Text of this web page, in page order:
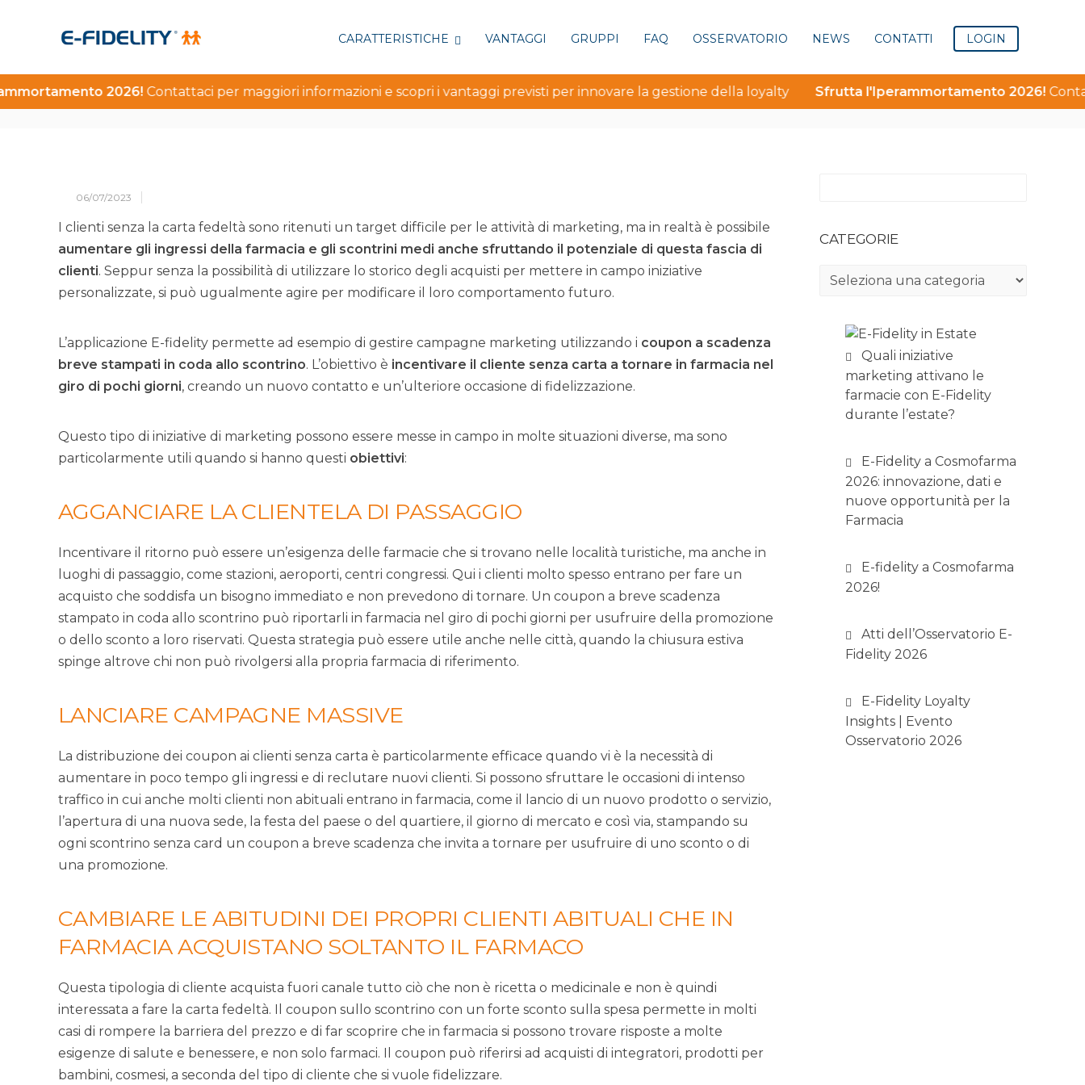
2026!Contattaci per maggiori informazioni e scopri i vantaggi previsti per innovare la gestione della loyalty Sfrutta l'Iperammortamento 2026!
CARATTERISTICHE VANTAGGI GRUPPI FAQ OSSERVATORIO NEWS CONTATTI LOGIN
Home Curiosità Novità Clienti senza card: come raggiungerli e perchè
06/07/2023
I clienti senza la carta fedeltà sono ritenuti un target difficile per le attività di marketing, ma in realtà è possibile
aumentare gli ingressi della farmacia e gli scontrini medi anche sfruttando il potenziale di questa fascia di
clienti. Seppur senza la possibilità di utilizzare lo storico degli acquisti per mettere in campo iniziative
personalizzate, si può ugualmente agire per modificare il loro comportamento futuro.
L’applicazione E-fidelity permette ad esempio di gestire campagne marketing utilizzando i coupon a scadenza
breve stampati in coda allo scontrino. L’obiettivo è incentivare il cliente senza carta a tornare in farmacia nel
giro di pochi giorni, creando un nuovo contatto e un’ulteriore occasione di fidelizzazione.
Questo tipo di iniziative di marketing possono essere messe in campo in molte situazioni diverse, ma sono
particolarmente utili quando si hanno questi obiettivi:
AGGANCIARE LA CLIENTELA DI PASSAGGIO
Incentivare il ritorno può essere un’esigenza delle farmacie che si trovano nelle località turistiche, ma anche in
luoghi di passaggio, come stazioni, aeroporti, centri congressi. Qui i clienti molto spesso entrano per fare un
acquisto che soddisfa un bisogno immediato e non prevedono di tornare. Un coupon a breve scadenza
stampato in coda allo scontrino può riportarli in farmacia nel giro di pochi giorni per usufruire della promozione
o dello sconto a loro riservati. Questa strategia può essere utile anche nelle città, quando la chiusura estiva
spinge altrove chi non può rivolgersi alla propria farmacia di riferimento.
LANCIARE CAMPAGNE MASSIVE
La distribuzione dei coupon ai clienti senza carta è particolarmente efficace quando vi è la necessità di
aumentare in poco tempo gli ingressi e di reclutare nuovi clienti. Si possono sfruttare le occasioni di intenso
traffico in cui anche molti clienti non abituali entrano in farmacia, come il lancio di un nuovo prodotto o servizio,
l’apertura di una nuova sede, la festa del paese o del quartiere, il giorno di mercato e così via, stampando su
ogni scontrino senza card un coupon a breve scadenza che invita a tornare per usufruire di uno sconto o di
una promozione.
CAMBIARE LE ABITUDINI DEI PROPRI CLIENTI ABITUALI CHE IN
FARMACIA ACQUISTANO SOLTANTO IL FARMACO
Questa tipologia di cliente acquista fuori canale tutto ciò che non è ricetta o medicinale e non è quindi
interessata a fare la carta fedeltà. Il coupon sullo scontrino con un forte sconto sulla spesa permette in molti
casi di rompere la barriera del prezzo e di far scoprire che in farmacia si possono trovare risposte a molte
esigenze di salute e benessere, e non solo farmaci. Il coupon può riferirsi ad acquisti di integratori, prodotti per
bambini, cosmesi, a seconda del tipo di cliente che si vuole fidelizzare.
CATEGORIE
Categorie
Quali iniziative
marketing attivano le
farmacie con E-Fidelity
durante l’estate?
E-Fidelity a Cosmofarma
2026: innovazione, dati e
nuove opportunità per la
Farmacia
E-fidelity a Cosmofarma
2026!
Atti dell’Osservatorio E-
Fidelity 2026
E-Fidelity Loyalty
Insights | Evento
Osservatorio 2026